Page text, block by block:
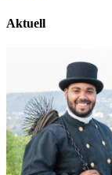
Aktuell